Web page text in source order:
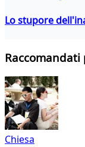
Lo stupore
Raccomandati
Chiesa